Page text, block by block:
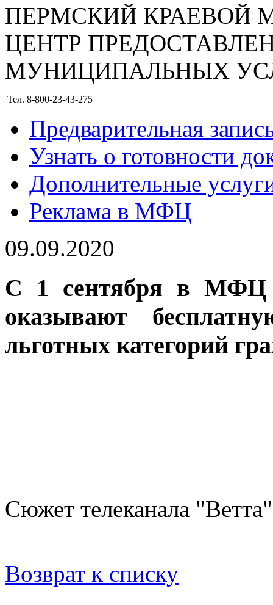
ПЕРМСКИЙ КРАЕВОЙ
ЦЕНТР
МУНИЦИПАЛЬНЫХ
Тел. 8-800-23-43-275 |
Предварительная
Узнать о готовности
Дополнительные
Реклама в МФЦ
09.09.2020
С 1 сентября в МФЦ
оказывают
льготных категорий
Сюжет телеканала
Возврат к списку